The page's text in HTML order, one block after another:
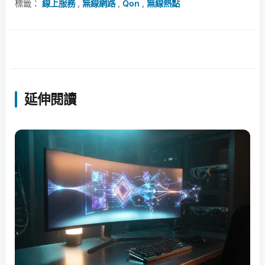
標籤： 線上服務, 無線網路, Qon , 無線熱點
延伸閱讀